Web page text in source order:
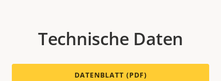
Technische Daten
DATENBLATT (PDF)